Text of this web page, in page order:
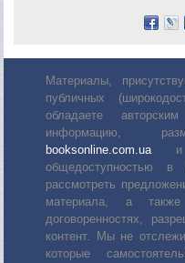
Материалы,
публичных
обладаете
информацию,
booksonline.com.uaи
общедоступностью
рассмотреть
материала, а
договоренностях,
контент. Мы не
которые